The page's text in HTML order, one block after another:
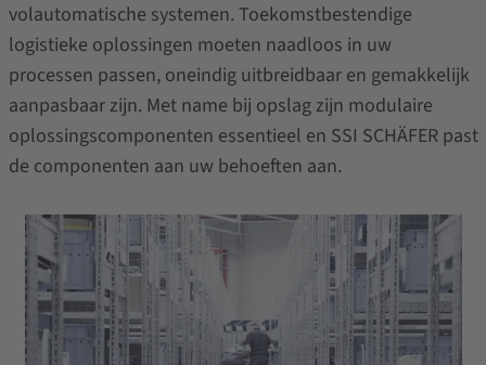
volautomatische systemen. Toekomstbestendige
logistieke oplossingen moeten naadloos in uw
processen passen, oneindig uitbreidbaar en gemakkelijk
aanpasbaar zijn. Met name bij opslag zijn modulaire
oplossingscomponenten essentieel en SSI SCHÄFER past
de componenten aan uw behoeften aan.